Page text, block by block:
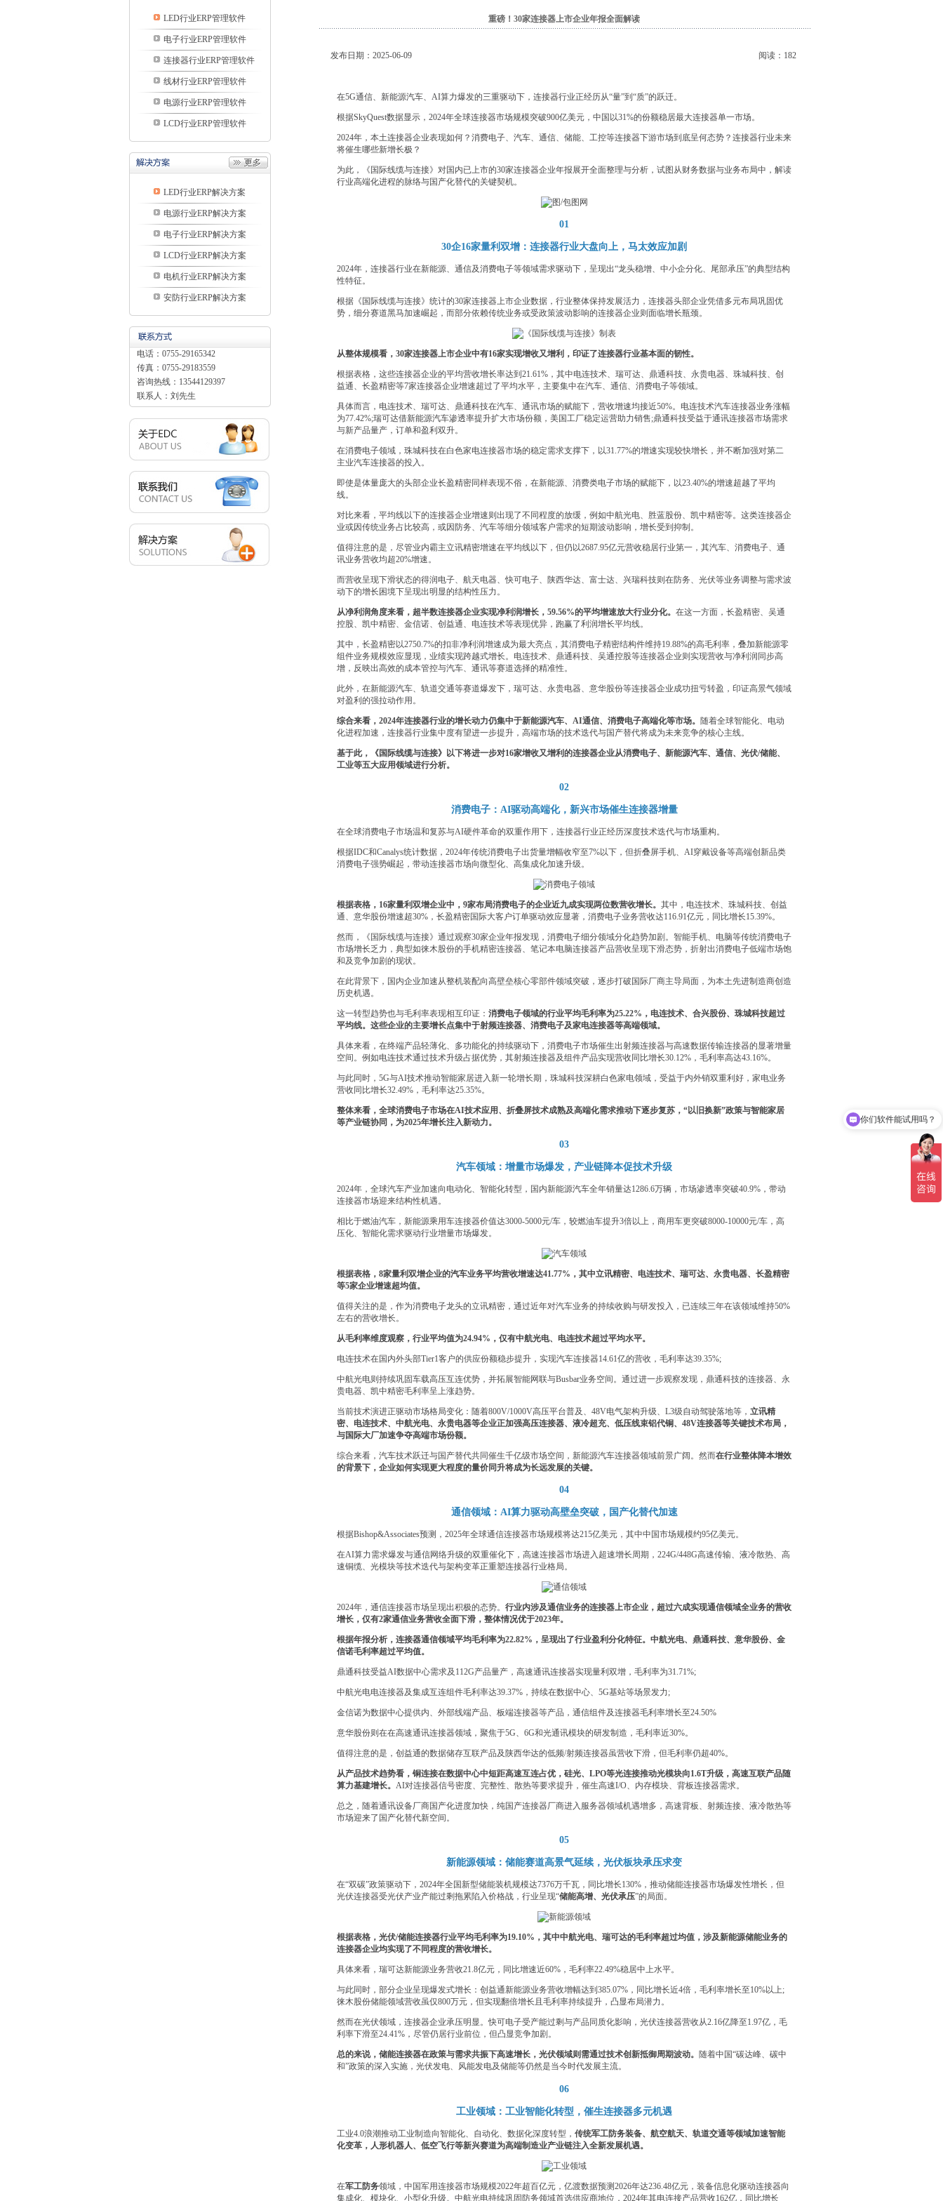
LED行业ERP管理软件
电子行业ERP管理软件
连接器行业ERP管理软件
线材行业ERP管理软件
电源行业ERP管理软件
LCD行业ERP管理软件
LED行业ERP解决方案
电源行业ERP解决方案
电子行业ERP解决方案
LCD行业ERP解决方案
电机行业ERP解决方案
安防行业ERP解决方案
电话：0755-29165342
传真：0755-29183559
咨询热线：13544129397
联系人：刘先生
重磅！30家连接器上市企业年报全面解读
发布日期：2025-06-09 阅读： 182
在5G通信、 新能源汽车、AI算力爆发的三重驱动下， 连接器行业正经历从“量”到“质”的跃迁。
根据SkyQuest数据显示，2024年全球连接器市场规模突破900亿美元，中国以31%的份额稳居最大连接器单一市场。
2024年，本土连接器企业表现如何？ 消费电子、汽车、通信、储能、工控等连接器下游市场到底呈何态势？连接器行业未来
将催生哪些新增长极？
为此，《国际线缆与连接》对国内已上市的30家连接器企业年报展开全面整理与分析，试图从财务数据与业务布局中，解读
行业高端化进程的脉络与国产化替代的关键契机。
01
30企16家量利双增： 连接器行业大盘向上，马太效应加剧
2024年，连接器行业在新能源、通信及消费电子等领域需求驱动下，呈现出“龙头稳增、中小企分化、尾部承压”的典型结构
性特征。
根据《国际线缆与连接》统计的30家连接器上市企业数据，行业整体保持发展活力，连接器头部企业凭借多元布局巩固优
势，细分赛道黑马加速崛起，而部分依赖传统业务或受政策波动影响的连接器企业则面临增长瓶颈。
从整体规模看，30家连接器上市企业中有16家实现增收又增利，印证了连接器行业基本面的韧性。
根据表格，这些连接器企业的平均营收增长率达到21.61%，其中电连技术、瑞可达、鼎通科技、永贵电器、珠城科技、创
益通、长盈精密等7家连接器企业增速超过了平均水平，主要集中在汽车、通信、消费电子等领域。
具体而言，电连技术、瑞可达、鼎通科技在汽车、通讯市场的赋能下，营收增速均接近50%。电连技术汽车连接器业务涨幅
为77.42%;瑞可达借新能源汽车渗透率提升扩大市场份额，美国工厂稳定运营助力销售;鼎通科技受益于通讯连接器市场需求
与新产品量产，订单和盈利双升。
在消费电子领域，珠城科技在白色家电连接器市场的稳定需求支撑下，以31.77%的增速实现较快增长，并不断加强对第二
主业汽车连接器的投入。
即使是体量庞大的头部企业长盈精密同样表现不俗，在新能源、消费类电子市场的赋能下，以23.40%的增速超越了平均
线。
对比来看，平均线以下的连接器企业增速则出现了不同程度的放缓，例如中航光电、胜蓝股份、凯中精密等。这类连接器企
业或因传统业务占比较高，或因防务、汽车等细分领域客户需求的短期波动影响，增长受到抑制。
值得注意的是，尽管业内霸主立讯精密增速在平均线以下，但仍以2687.95亿元营收稳居行业第一，其汽车、消费电子、通
讯业务营收均超20%增速。
而营收呈现下滑状态的得润电子、航天电器、快可电子、陕西华达、富士达、兴瑞科技则在防务、光伏等业务调整与需求波
动下的增长困境下呈现出明显的结构性压力。
从净利润角度来看，超半数连接器企业实现净利润增长，59.56%的平均增速放大行业分化。 在这一方面，长盈精密、吴通
控股、凯中精密、金信诺、创益通、电连技术等表现优异，跑赢了利润增长平均线。
其中，长盈精密以2750.7%的扣非净利润增速成为最大亮点，其消费电子精密结构件维持19.88%的高毛利率，叠加新能源零
组件业务规模效应显现，业绩实现跨越式增长。电连技术、鼎通科技、吴通控股等连接器企业则实现营收与净利润同步高
增，反映出高效的成本管控与汽车、通讯等赛道选择的精准性。
此外，在新能源汽车、轨道交通等赛道爆发下，瑞可达、永贵电器、意华股份等连接器企业成功扭亏转盈，印证高景气领域
对盈利的强拉动作用。
综合来看，2024年连接器行业的增长动力仍集中于新能源汽车、AI通信、消费电子高端化等市场。 随着全球智能化、电动
化进程加速，连接器行业集中度有望进一步提升，高端市场的技术迭代与国产替代将成为未来竞争的核心主线。
基于此，《国际线缆与连接》以下将进一步对16家增收又增利的连接器企业从消费电子、新能源汽车、通信、光伏/储能、
工业等五大应用领域进行分析。
02
消费电子：AI驱动高端化，新兴市场催生连接器增量
在全球消费电子市场温和复苏与AI硬件革命的双重作用下，连接器行业正经历深度技术迭代与市场重构。
根据IDC和Canalys统计数据，2024年传统消费电子出货量增幅收窄至7%以下，但折叠屏手机、AI穿戴设备等高端创新品类
消费电子强势崛起，带动连接器市场向微型化、高集成化加速升级。
根据表格，16家量利双增企业中，9家布局消费电子的企业近九成实现两位数营收增长。 其中，电连技术、珠城科技、创益
通、意华股份增速超30%，长盈精密国际大客户订单驱动效应显著，消费电子业务营收达116.91亿元，同比增长15.39%。
然而，《国际线缆与连接》通过观察30家企业年报发现，消费电子细分领域分化趋势加剧。智能手机、电脑等传统消费电子
市场增长乏力，典型如徕木股份的手机精密连接器、笔记本电脑连接器产品营收呈现下滑态势，折射出消费电子低端市场饱
和及竞争加剧的现状。
在此背景下，国内企业加速从整机装配向高壁垒核心零部件领域突破，逐步打破国际厂商主导局面，为本土先进制造商创造
历史机遇。
这一转型趋势也与毛利率表现相互印证： 消费电子领域的行业平均毛利率为25.22%，电连技术、合兴股份、珠城科技超过
平均线。这些企业的主要增长点集中于射频连接器、消费电子及家电连接器等高端领域。​
具体来看，在终端产品轻薄化、多功能化的持续驱动下，消费电子市场催生出射频连接器与高速数据传输连接器的显著增量
空间。例如电连技术通过技术升级占据优势，其射频连接器及组件产品实现营收同比增长30.12%，毛利率高达43.16%。
与此同时，5G与AI技术推动智能家居进入新一轮增长期，珠城科技深耕白色家电领域，受益于内外销双重利好，家电业务
营收同比增长32.49%，毛利率达25.35%。
整体来看，全球消费电子市场在AI技术应用、折叠屏技术成熟及高端化需求推动下逐步复苏，“以旧换新”政策与智能家居
等产业链协同，为2025年增长注入新动力。
03
汽车领域：增量市场爆发，产业链降本促技术升级
2024年，全球汽车产业加速向电动化、智能化转型，国内新能源汽车全年销量达1286.6万辆，市场渗透率突破40.9%，带动
连接器市场迎来结构性机遇。
相比于燃油汽车，新能源乘用车连接器价值达3000-5000元/车，较燃油车提升3倍以上，商用车更突破8000-10000元/车，高
压化、智能化需求驱动行业增量市场爆发。
根据表格，8家量利双增企业的汽车业务平均营收增速达41.77%，其中立讯精密、电连技术、瑞可达、永贵电器、长盈精密
等5家企业增速超均值。
值得关注的是，作为消费电子龙头的立讯精密，通过近年对汽车业务的持续收购与研发投入，已连续三年在该领域维持50%
左右的营收增长。
从毛利率维度观察，行业平均值为24.94%，仅有中航光电、电连技术超过平均水平。
电连技术在国内外头部Tier1客户的供应份额稳步提升，实现汽车连接器14.61亿的营收，毛利率达39.35%;
中航光电则持续巩固车载高压互连优势，并拓展智能网联与Busbar业务空间。通过进一步观察发现，鼎通科技的连接器、永
贵电器、凯中精密毛利率呈上涨趋势。
当前技术演进正驱动市场格局变化：随着800V/1000V高压平台普及、48V电气架构升级、L3级自动驾驶落地等， 立讯精
密、电连技术、中航光电、永贵电器等企业正加强高压连接器、液冷超充、低压线束铝代铜、48V连接器等关键技术布局，
与国际大厂加速争夺高端市场份额。
综合来看，汽车技术跃迁与国产替代共同催生千亿级市场空间，新能源汽车连接器领域前景广阔。然而在行业整体降本增效
的背景下，企业如何实现更大程度的量价同升将成为长远发展的关键。
04
通信领域：AI算力驱动高壁垒突破，国产化替代加速
根据Bishop&Associates预测，2025年全球通信连接器市场规模将达215亿美元，其中中国市场规模约95亿美元。
在AI算力需求爆发与通信网络升级的双重催化下，高速连接器市场进入超速增长周期，224G/448G高速传输、液冷散热、高
速铜缆、光模块等技术迭代与架构变革正重塑连接器行业格局。
2024年，通信连接器市场呈现出积极的态势。 行业内涉及通信业务的连接器上市企业，超过六成实现通信领域全业务的营收
增长，仅有2家通信业务营收全面下滑，整体情况优于2023年。
根据年报分析，连接器通信领域平均毛利率为22.82%，呈现出了行业盈利分化特征。中航光电、鼎通科技、意华股份、金
信诺毛利率超过平均值。
鼎通科技受益AI数据中心需求及112G产品量产，高速通讯连接器实现量利双增，毛利率为31.71%;
中航光电电连接器及集成互连组件毛利率达39.37%，持续在数据中心、5G基站等场景发力;
金信诺为数据中心提供内、外部线端产品、板端连接器等产品，通信组件及连接器毛利率增长至24.50%
意华股份则在在高速通讯连接器领域，聚焦于5G、6G和光通讯模块的研发制造，毛利率近30%。
值得注意的是，创益通的数据储存互联产品及陕西华达的低频/射频连接器虽营收下滑，但毛利率仍超40%。
从产品技术趋势看，铜连接在数据中心中短距高速互连占优，硅光、LPO等光连接推动光模块向1.6T升级，高速互联产品随
算力基建增长。 AI对连接器信号密度、完整性、散热等要求提升，催生高速I/O、内存模块、背板连接器需求。
总之，随着通讯设备厂商国产化进度加快，纯国产连接器厂商进入服务器领域机遇增多，高速背板、射频连接、液冷散热等
市场迎来了国产化替代新空间。
05
新能源领域：储能赛道高景气延续，光伏板块承压求变
在“双碳”政策驱动下，2024年全国新型储能装机规模达7376万千瓦，同比增长130%，推动储能连接器市场爆发性增长，但
光伏连接器受光伏产业产能过剩拖累陷入价格战，行业呈现“储能高增、光伏承压”的局面。
根据表格，光伏/储能连接器行业平均毛利率为19.10%，其中中航光电、瑞可达的毛利率超过均值，涉及新能源储能业务的
连接器企业均实现了不同程度的营收增长。
具体来看，瑞可达新能源业务营收21.8亿元，同比增速近60%，毛利率22.49%稳居中上水平。
与此同时，部分企业呈现爆发式增长：创益通新能源业务营收增幅达到385.07%，同比增长近4倍，毛利率增长至10%以上;
徕木股份储能领域营收虽仅800万元，但实现翻倍增长且毛利率持续提升，凸显布局潜力。
然而在光伏领域，连接器企业承压明显。快可电子受产能过剩与产品同质化影响，光伏连接器营收从2.16亿降至1.97亿，毛
利率下滑至24.41%，尽管仍居行业前位，但凸显竞争加剧。
总的来说，储能连接器在政策与需求共振下高速增长，光伏领域则需通过技术创新抵御周期波动。 随着中国“碳达峰、碳中
和”政策的深入实施，光伏发电、风能发电及储能等仍然是当今时代发展主流。
06
工业领域：工业智能化转型，催生连接器多元机遇
工业4.0浪潮推动工业制造向智能化、自动化、数据化深度转型， 传统军工防务装备、航空航天、轨道交通等领域加速智能
化变革，人形机器人、低空飞行等新兴赛道为高端制造业产业链注入全新发展机遇。
在军工防务领域，中国军用连接器市场规模2022年超百亿元，亿渡数据预测2026年达236.48亿元，装备信息化驱动连接器向
集成化、模块化、小型化升级。中航光电持续巩固防务领域首选供应商地位，2024年其电连接产品营收162亿，同比增长
能给我发点资料吗？